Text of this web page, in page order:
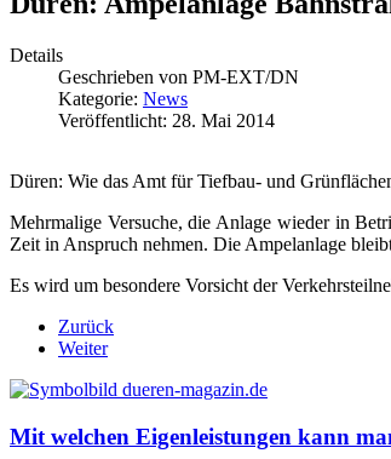
Details
Geschrieben von PM-EXT/DN
Kategorie: News
Veröffentlicht: 28. Mai 2014
Düren: Wie das Amt für Tiefbau- und
Mehrmalige Versuche, die Anlage wieder in
Zeit in Anspruch nehmen. Die Ampelanlage
Es wird um besondere Vorsicht der
Zurück
Weiter
Mit welchen Eigenleistungen kann